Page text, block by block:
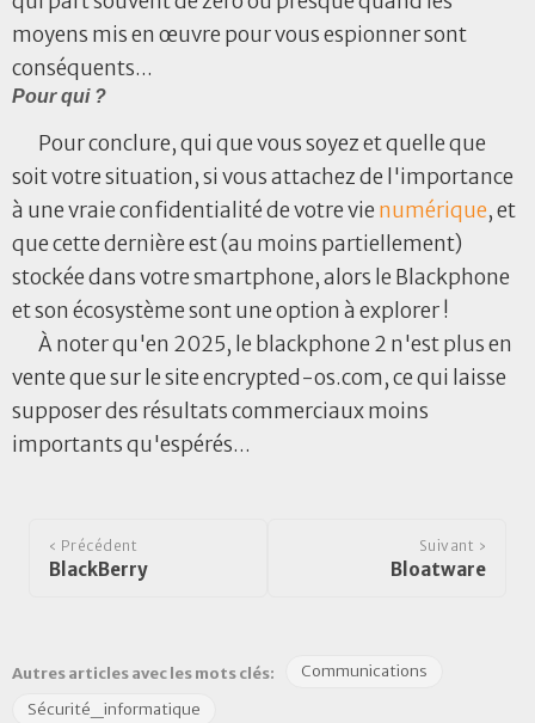
moyens mis en œuvre pour vous espionner sont
conséquents...
Pour qui ?
Pour conclure, qui que vous soyez et quelle que
soit votre situation, si vous attachez de l'importance
à une vraie confidentialité de votre vie numérique, et
que cette dernière est (au moins partiellement)
stockée dans votre smartphone, alors le Blackphone
et son écosystème sont une option à explorer !
À noter qu'en 2025, le blackphone 2 n'est plus en
vente que sur le site encrypted-os.com, ce qui laisse
supposer des résultats commerciaux moins
importants qu'espérés...
‹ Précédent
BlackBerry
Suivant ›
Bloatware
Autres articles avec les mots clés:
Communications
Sécurité_informatique